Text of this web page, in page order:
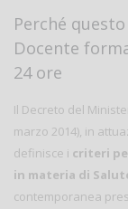
Perché
Docente
24 ore
Il Decreto del
marzo 2014), in
definisce i criteri
in materia di
contemporanea